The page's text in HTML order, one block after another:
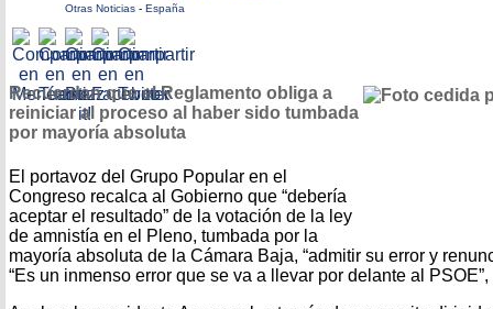
Otras Noticias - España
Recuerdan que el Reglamento obliga a
reiniciar al proceso al haber sido tumbada
por mayoría absoluta
El portavoz del Grupo Popular en el
Congreso recalca al Gobierno que “debería
aceptar el resultado” de la votación de la ley
de amnistía en el Pleno, tumbada por la
mayoría absoluta de la Cámara Baja, “admitir su error y
“Es un inmenso error que se va a llevar por delante al